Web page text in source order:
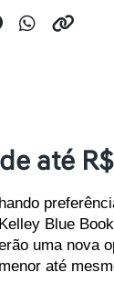
até
Blue
uma nova
até